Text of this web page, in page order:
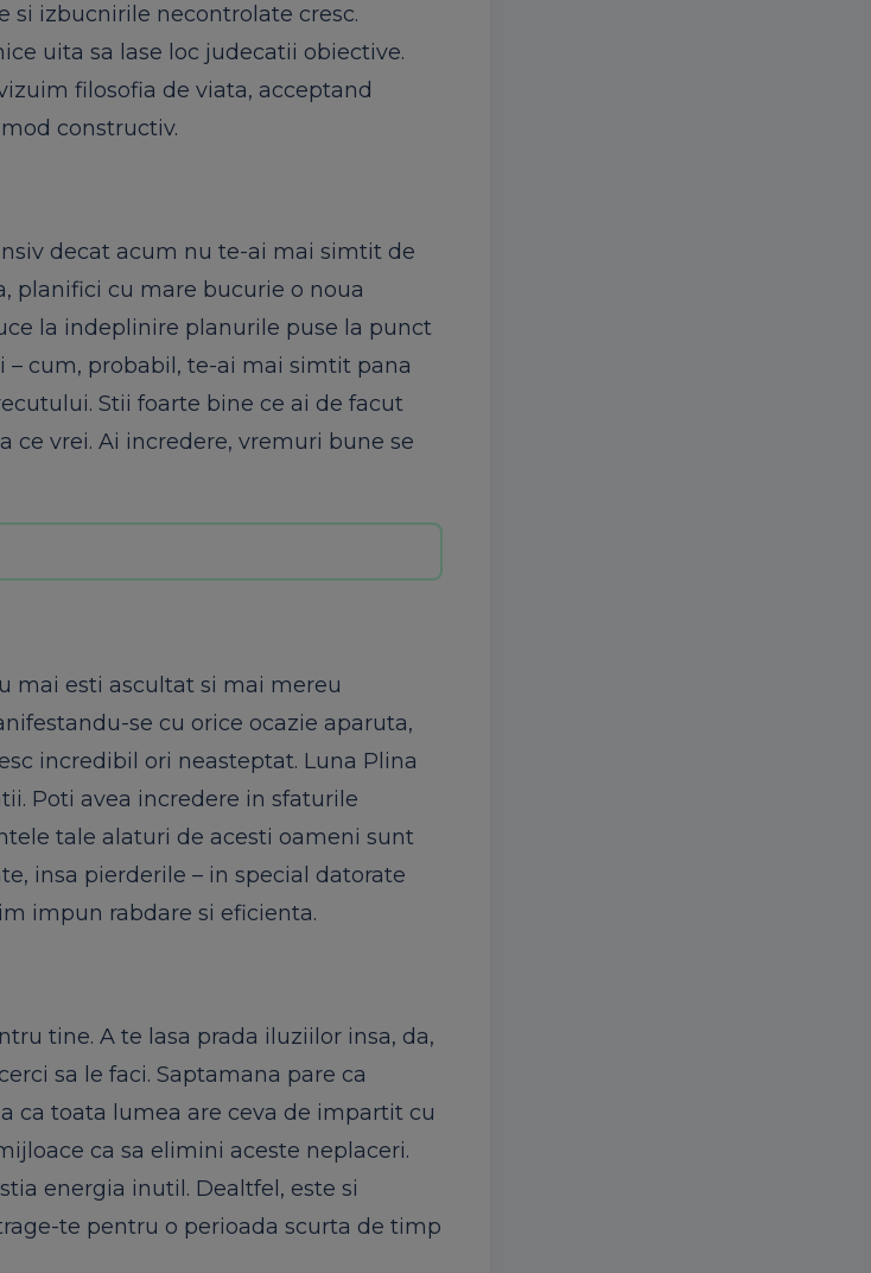
si izbucnirile necontrolate cresc.
uita sa lase loc judecatii obiective.
filosofia de viata, acceptand
constructiv.
decat acum nu te-ai mai simtit de
planifici cu mare bucurie o noua
la indeplinire planurile puse la punct
cum, probabil, te-ai mai simtit pana
Stii foarte bine ce ai de facut
ce vrei. Ai incredere, vremuri bune se
mai esti ascultat si mai mereu
se cu orice ocazie aparuta,
incredibil ori neasteptat. Luna Plina
Poti avea incredere in sfaturile
tale alaturi de acesti oameni sunt
insa pierderile – in special datorate
impun rabdare si eficienta.
tine. A te lasa prada iluziilor insa, da,
sa le faci. Saptamana pare ca
ca toata lumea are ceva de impartit cu
ca sa elimini aceste neplaceri.
energia inutil. Dealtfel, este si
te pentru o perioada scurta de timp